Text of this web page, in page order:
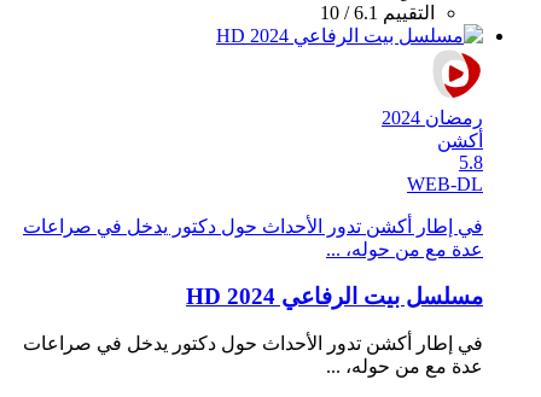
التقييم 6.1 / 10
رمضان 2024
أكشن
5.8
WEB-DL
في إطار أكشن تدور الأحداث حول دكتور يدخل في صراعات
عدة مع من حوله، ...
مسلسل بيت الرفاعي 2024 HD
في إطار أكشن تدور الأحداث حول دكتور يدخل في صراعات
عدة مع من حوله، ...